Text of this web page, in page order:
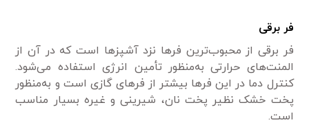
فر برقی
فر برقی از محبوب‌ترین فر‌ها نزد آشپزها است که در آن از
المنت‌های حرارتی به‌منظور تأمین انرژی استفاده می‌شود.
کنترل دما در این فر‌ها بیشتر از فر‌های گازی است و به‌منظور
پخت خشک نظیر پخت نان، شیرینی و غیره بسیار مناسب
است.